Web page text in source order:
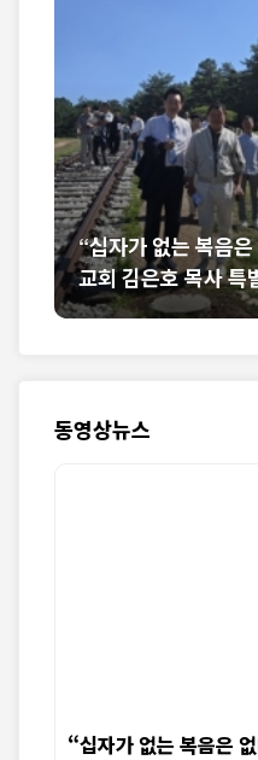
실버벨
미셸 스틸
석 위에 한
동영상뉴스
“십자가 없는 복음은